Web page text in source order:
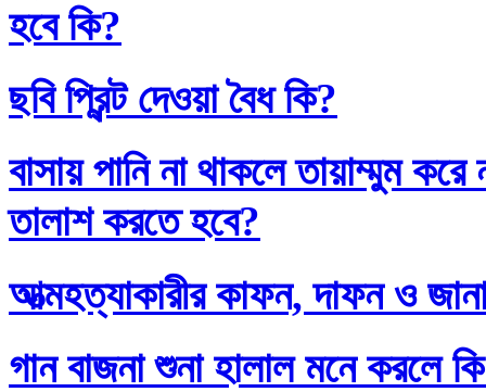
হবে কি?
ছবি প্রিন্ট দেওয়া বৈধ কি?
বাসায় পানি না থাকলে তায়াম্মুম
তালাশ করতে হবে?
আত্মহত্যাকারীর কাফন, দাফন ও
গান বাজনা শুনা হালাল মনে করলে